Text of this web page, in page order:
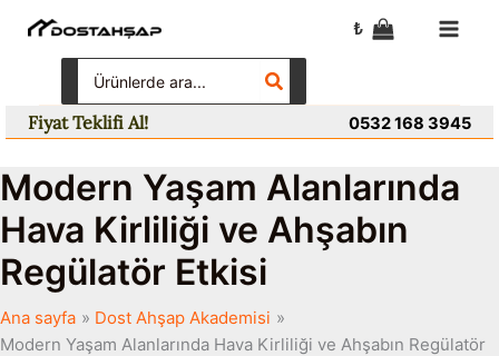
₺
for:
Fiyat Teklifi Al! 0532 168 3945
Modern Yaşam Alanlarında
Hava Kirliliği ve Ahşabın
Regülatör Etkisi
Ana sayfa
Dost Ahşap Akademisi
Modern Yaşam Alanlarında Hava Kirliliği ve Ahşabın Regülatör